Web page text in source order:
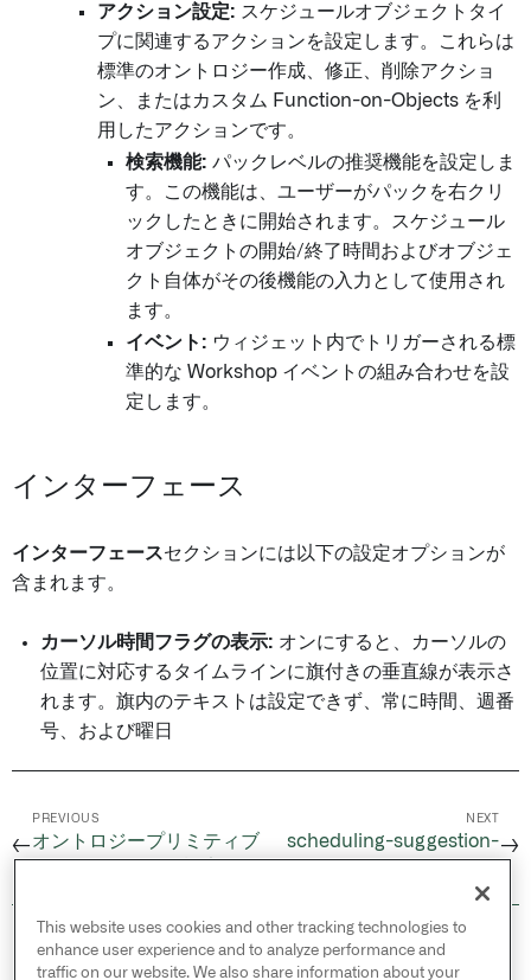
アクション設定: スケジュールオブジェクトタイ
プに関連するアクションを設定します。これらは
標準のオントロジー作成、修正、削除アクショ
ン、またはカスタム Function-on-Objects を利
用したアクションです。
検索機能: パックレベルの推奨機能を設定しま
す。この機能は、ユーザーがパックを右クリ
ックしたときに開始されます。スケジュール
オブジェクトの開始/終了時間およびオブジェ
クト自体がその後機能の入力として使用され
ます。
イベント: ウィジェット内でトリガーされる標
準的な Workshop イベントの組み合わせを設
定します。
インターフェース
インターフェースセクションには以下の設定オプションが
含まれます。
カーソル時間フラグの表示: オンにすると、カーソルの
位置に対応するタイムラインに旗付きの垂直線が表示さ
れます。旗内のテキストは設定できず、常に時間、週番
号、および曜日
←
PREVIOUS
オントロジープリミティブ
とデータモデルの設定
NEXT
scheduling-suggestion-
functions.md
→
© 2026 Palantir Technologies Inc. All rights
reserved.
This website uses cookies and other tracking technologies to
enhance user experience and to analyze performance and
traffic on our website. We also share information about your